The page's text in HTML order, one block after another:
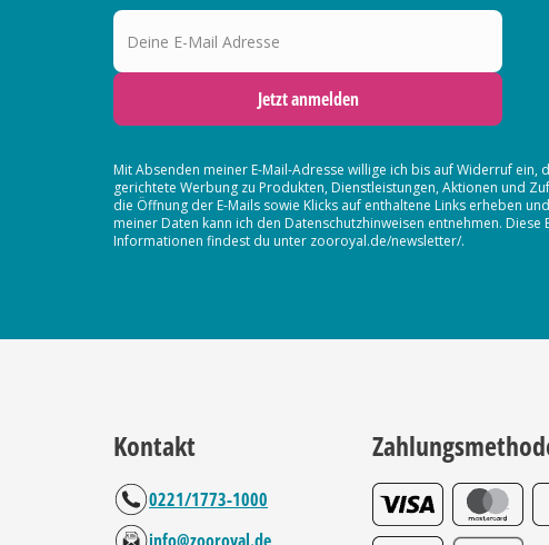
Deine E-Mail Adresse
Jetzt anmelden
Mit Absenden meiner E-Mail-Adresse willige ich bis auf Widerruf ein,
gerichtete Werbung zu Produkten, Dienstleistungen, Aktionen und
die Öffnung der E-Mails sowie Klicks auf enthaltene Links erheben
meiner Daten kann ich den Datenschutzhinweisen entnehmen.
Informationen findest du unter zooroyal.de/newsletter/.
Kontakt
0221/1773-1000